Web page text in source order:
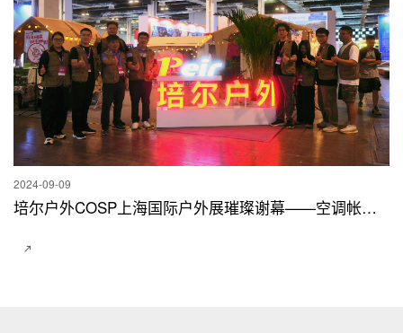
2024-09-09
培尔户外COSP上海国际户外展璀璨谢幕——空调帐篷引领户外生活新风尚